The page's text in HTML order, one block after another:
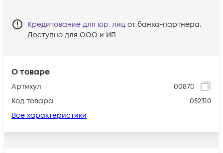
О товаре
Артикул
00870
Код товара
052310
Все характеристики
Кредитование для юр. лиц от банка-партнёра.
Доступно для ООО и ИП